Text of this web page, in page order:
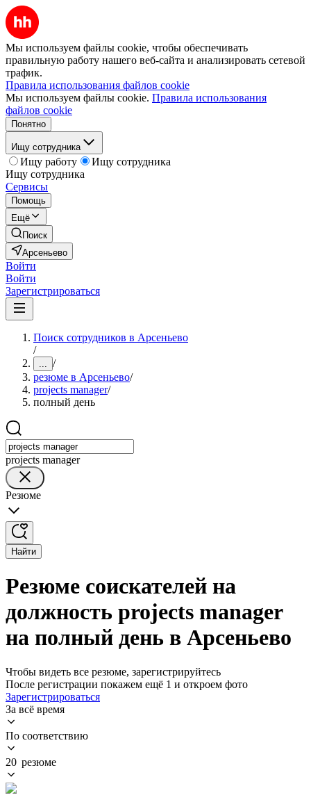
Мы используем файлы cookie, чтобы обеспечивать
правильную работу нашего веб-сайта и анализировать сетевой
трафик.
Правила использования файлов cookie
Мы используем файлы cookie. Правила использования
файлов cookie
Понятно
Ищу сотрудника
Ищу работу
Ищу сотрудника
Ищу сотрудника
Сервисы
Помощь
Ещё
Поиск
Арсеньево
Войти
Войти
Зарегистрироваться
Поиск сотрудников в Арсеньево
/
... /
резюме в Арсеньево/
projects manager/
полный день
projects manager
Резюме
Найти
Резюме соискателей на
должность projects manager
на полный день в Арсеньево
Чтобы видеть все резюме, зарегистрируйтесь
После регистрации покажем ещё 1 и откроем фото
Зарегистрироваться
За всё время
По соответствию
20 резюме